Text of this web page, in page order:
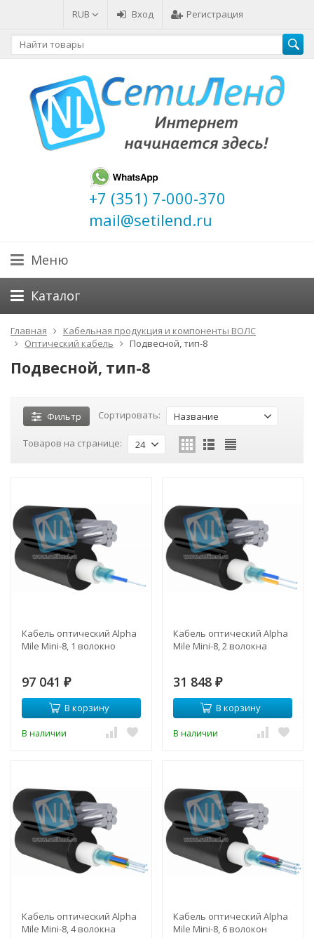
RUB Вход Регистрация
+7 (351) 7-000-370
mail@setilend.ru
Меню
Каталог
Главная
Кабельная продукция и компоненты ВОЛС
Оптический кабель
Подвесной, тип-8
Подвесной, тип-8
Фильтр Сортировать: Название
Товаров на странице: 24
Кабель оптический Alpha
Mile Mini-8, 1 волокно
97 041 ₽
В корзину
В наличии
Кабель оптический Alpha
Mile Mini-8, 2 волокна
31 848 ₽
В корзину
В наличии
Кабель оптический Alpha
Mile Mini-8, 4 волокна
Кабель оптический Alpha
Mile Mini-8, 6 волокон